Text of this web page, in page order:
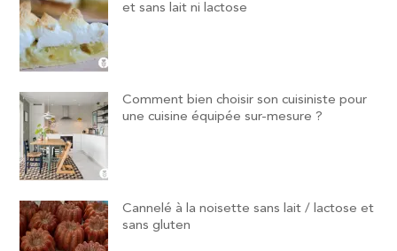
et sans lait ni lactose
Comment bien choisir son cuisiniste pour
une cuisine équipée sur-mesure ?
Cannelé à la noisette sans lait / lactose et
sans gluten